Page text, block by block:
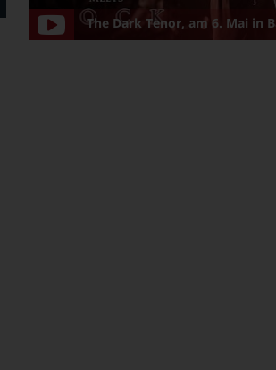
The Dark Tenor, am 6. Mai in